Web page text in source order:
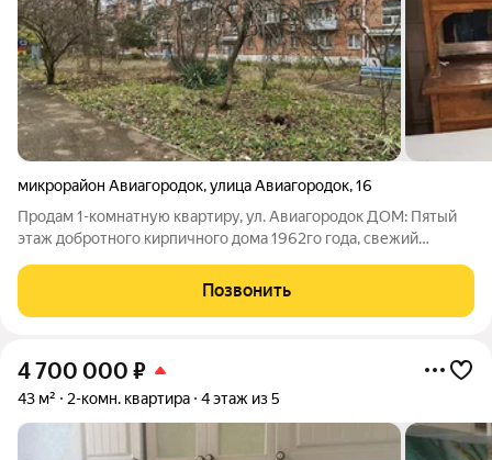
микрорайон Авиагородок,улица Авиагородок,16
Продам 1-комнатную квартиру, ул. Авиагородок ДОМ: Пятый
этаж добротного кирпичного дома 1962го года, свежий
Ухоженный подъезд, зелёный двор. КВАРТИРА: Протечек
никогда не было (видно по потолкам),
Позвонить
4 700 000 ₽
43 м² 2-комн. квартира 4 этаж из 5